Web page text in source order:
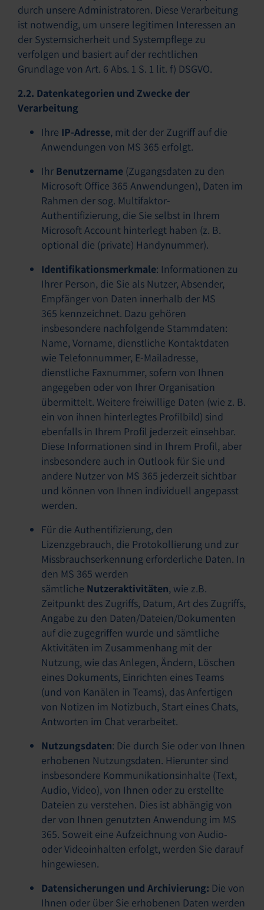
durch unsere Administratoren. Diese Verarbeitung
ist notwendig, um unsere legitimen Interessen an
der Systemsicherheit und Systempflege zu
verfolgen und basiert auf der rechtlichen
Grundlage von Art. 6 Abs. 1 S. 1 lit. f) DSGVO.
2.2. Datenkategorien und Zwecke der
Verarbeitung
Ihre IP-Adresse, mit der der Zugriff auf die
Anwendungen von MS 365 erfolgt.
Ihr Benutzername (Zugangsdaten zu den
Microsoft Office 365 Anwendungen), Daten im
Rahmen der sog. Multifaktor-
Authentifizierung, die Sie selbst in Ihrem
Microsoft Account hinterlegt haben (z. B.
optional die (private) Handynummer).
Identifikationsmerkmale: Informationen zu
Ihrer Person, die Sie als Nutzer, Absender,
Empfänger von Daten innerhalb der MS
365 kennzeichnet. Dazu gehören
insbesondere nachfolgende Stammdaten:
Name, Vorname, dienstliche Kontaktdaten
wie Telefonnummer, E-Mailadresse,
dienstliche Faxnummer, sofern von Ihnen
angegeben oder von Ihrer Organisation
übermittelt. Weitere freiwillige Daten (wie z. B.
ein von ihnen hinterlegtes Profilbild) sind
ebenfalls in Ihrem Profil jederzeit einsehbar.
Diese Informationen sind in Ihrem Profil, aber
insbesondere auch in Outlook für Sie und
andere Nutzer von MS 365 jederzeit sichtbar
und können von Ihnen individuell angepasst
werden.
Für die Authentifizierung, den
Lizenzgebrauch, die Protokollierung und zur
Missbrauchserkennung erforderliche Daten. In
den MS 365 werden
sämtliche Nutzeraktivitäten, wie z.B.
Zeitpunkt des Zugriffs, Datum, Art des Zugriffs,
Angabe zu den Daten/Dateien/Dokumenten
auf die zugegriffen wurde und sämtliche
Aktivitäten im Zusammenhang mit der
Nutzung, wie das Anlegen, Ändern, Löschen
eines Dokuments, Einrichten eines Teams
(und von Kanälen in Teams), das Anfertigen
von Notizen im Notizbuch, Start eines Chats,
Antworten im Chat verarbeitet.
Nutzungsdaten: Die durch Sie oder von Ihnen
erhobenen Nutzungsdaten. Hierunter sind
insbesondere Kommunikationsinhalte (Text,
Audio, Video), von Ihnen oder zu erstellte
Dateien zu verstehen. Dies ist abhängig von
der von Ihnen genutzten Anwendung im MS
365. Soweit eine Aufzeichnung von Audio-
oder Videoinhalten erfolgt, werden Sie darauf
hingewiesen.
Datensicherungen und Archivierung: Die von
Ihnen oder über Sie erhobenen Daten werden